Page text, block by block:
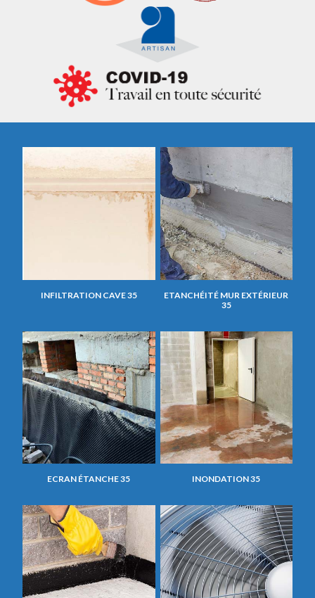
INFILTRATION CAVE 35
ETANCHÉITÉ MUR EXTÉRIEUR
35
ECRAN ÉTANCHE 35 INONDATION 35